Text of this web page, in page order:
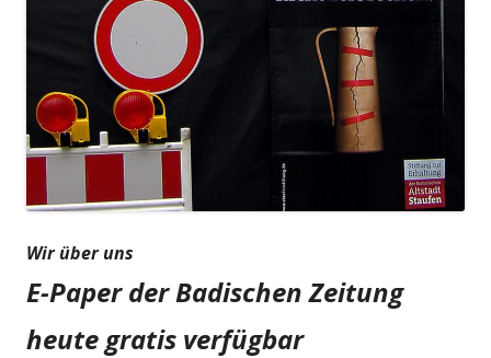
Wir über uns
E-Paper der Badischen Zeitung
heute gratis verfügbar